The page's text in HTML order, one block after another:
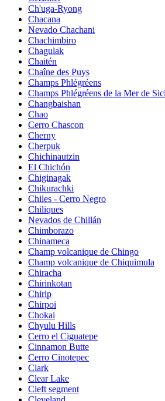
Ch'uga-Ryong
Chacana
Nevado Chachani
Chachimbiro
Chagulak
Chaitén
Chaîne des Puys
Champs Phlégréens
Champs Phlégréens de la Mer de
Changbaishan
Chao
Cerro Chascon
Cherny
Cherpuk
Chichinautzin
El Chichón
Chiginagak
Chikurachki
Chiles - Cerro Negro
Chiliques
Nevados de Chillán
Chimborazo
Chinameca
Champ volcanique de Chingo
Champ volcanique de Chiquimula
Chiracha
Chirinkotan
Chirip
Chirpoi
Chokai
Chyulu Hills
Cerro el Ciguatepe
Cinnamon Butte
Cerro Cinotepec
Clark
Clear Lake
Cleft segment